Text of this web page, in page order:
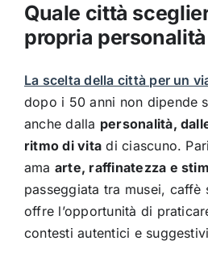
Quale città
propria personalità
La scelta della città per un
dopo i 50 anni non dipende
anche dalla personalità,
ritmo di vita di ciascuno.
ama arte, raffinatezza e
passeggiata tra musei,
offre l’opportunità di
contesti autentici e